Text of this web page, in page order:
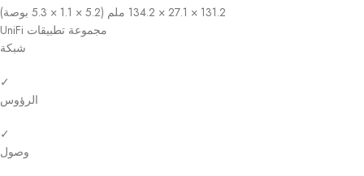
131.2 × 27.1 × 134.2 ملم (5.2 × 1.1 × 5.3 بوصة)
مجموعة تطبيقات UniFi
شبكة
✓
الرؤوس
✓
وصول